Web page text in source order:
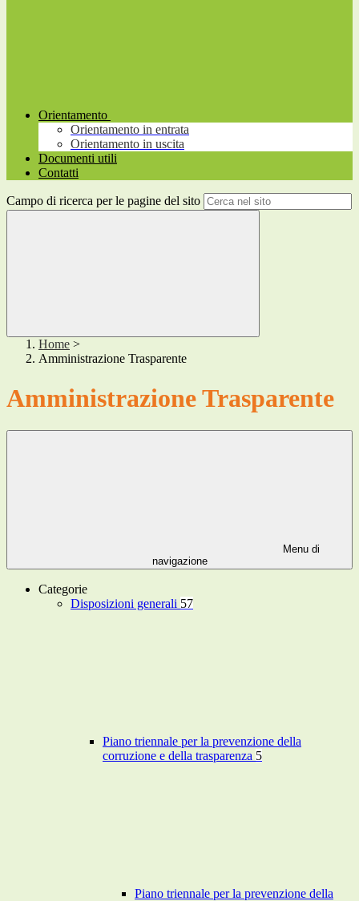
Orientamento
Orientamento in entrata
Orientamento in uscita
Documenti utili
Contatti
Campo di ricerca per le pagine del sito
Home >
Amministrazione Trasparente
Amministrazione Trasparente
Menu di
navigazione
Categorie
Disposizioni generali 57
Piano triennale per la prevenzione della
corruzione e della trasparenza 5
Piano triennale per la prevenzione della